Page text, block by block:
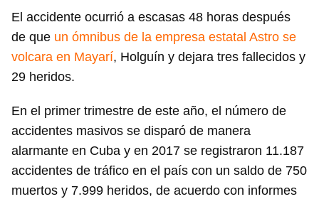
El accidente ocurrió a escasas 48 horas después
de que un ómnibus de la empresa estatal Astro se
volcara en Mayarí, Holguín y dejara tres fallecidos y
29 heridos.
En el primer trimestre de este año, el número de
accidentes masivos se disparó de manera
alarmante en Cuba y en 2017 se registraron 11.187
accidentes de tráfico en el país con un saldo de 750
muertos y 7.999 heridos, de acuerdo con informes